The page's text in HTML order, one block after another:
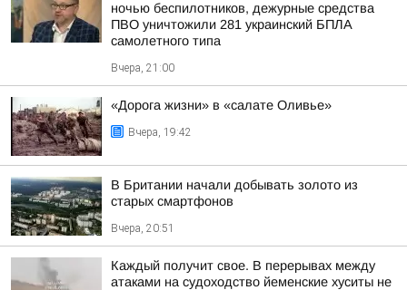
ночью беспилотников, дежурные средства
ПВО уничтожили 281 украинский БПЛА
самолетного типа
Вчера, 21:00
«Дорога жизни» в «салате Оливье»
Вчера, 19:42
В Британии начали добывать золото из
старых смартфонов
Вчера, 20:51
Каждый получит свое. В перерывах между
атаками на судоходство йеменские хуситы не